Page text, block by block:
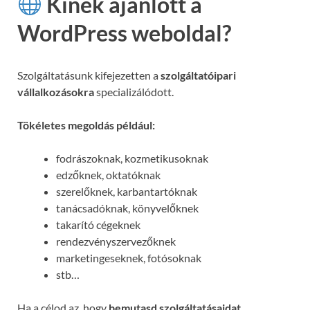
WordPress weboldal?
Szolgáltatásunk kifejezetten aszolgáltatóipari
vállalkozásokraspecializálódott.
Tökéletes megoldás például:
fodrászoknak, kozmetikusoknak
edzőknek, oktatóknak
szerelőknek, karbantartóknak
tanácsadóknak, könyvelőknek
takarító cégeknek
rendezvényszervezőknek
marketingeseknek, fotósoknak
stb…